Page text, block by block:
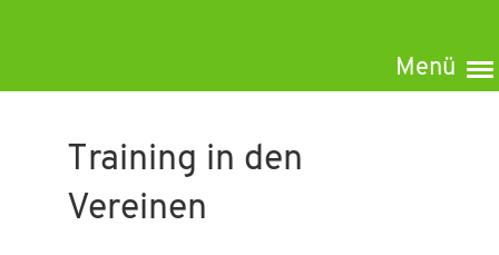
Menü
Training in den
Vereinen